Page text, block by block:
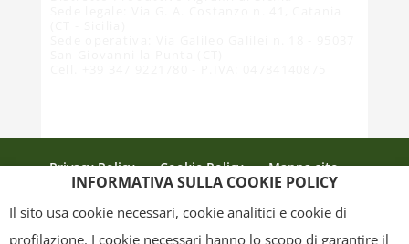
Privacy Policy Cookie Policy
Mappa sito
INFORMATIVA SULLA COOKIE POLICY
Il sito usa cookie necessari, cookie analitici e cookie di
profilazione. I cookie necessari hanno lo scopo di garantire il